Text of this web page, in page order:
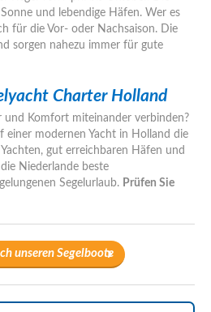
und lebendige Häfen. Wer es
für die Vor- oder Nachsaison. Die
sorgen nahezu immer für gute
Charter Holland
und Komfort miteinander verbinden?
einer modernen Yacht in Holland die
gut erreichbaren Häfen und
Niederlande beste
Segelurlaub. Prüfen Sie
unseren Segelboote